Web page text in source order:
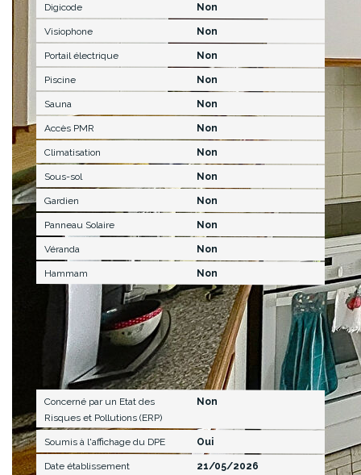
Digicode Non
Visiophone Non
Portail électrique Non
Piscine Non
Sauna Non
Accès PMR Non
Climatisation Non
Sous-sol Non
Gardien Non
Panneau Solaire Non
Véranda Non
Hammam Non
Diagnostics
Concerné par un Etat des
Risques et Pollutions (ERP)
Non
Soumis à l'affichage du DPE Oui
Date établissement
21/05/2026